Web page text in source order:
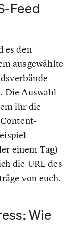
Feed
es den
ausgewählte
Die Auswahl
ihr die
einem Tag)
die URL des
von euch.
Wie